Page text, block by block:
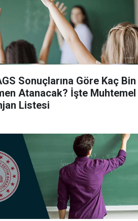
Sonuçlarına Göre Kaç Bin
Atanacak? İşte Muhtemel
Listesi